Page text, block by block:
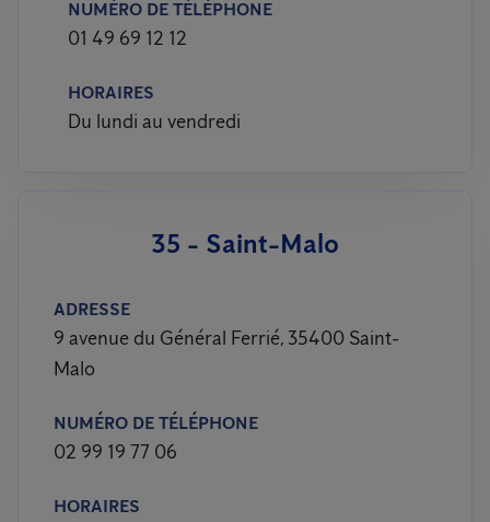
NUMÉRO DE TÉLÉPHONE
01 49 69 12 12
HORAIRES
Du lundi au vendredi
35 - Saint-Malo
ADRESSE
9 avenue du Général Ferrié, 35400 Saint-
Malo
NUMÉRO DE TÉLÉPHONE
02 99 19 77 06
HORAIRES